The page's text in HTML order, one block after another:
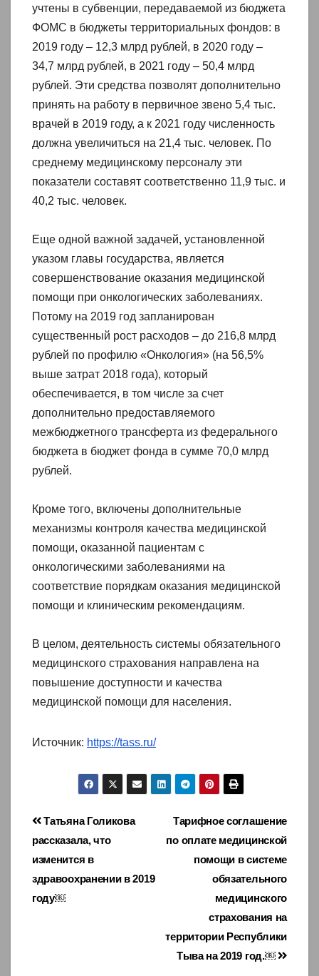
учтены в субвенции, передаваемой из бюджета
ФОМС в бюджеты территориальных фондов: в
2019 году – 12,3 млрд рублей, в 2020 году –
34,7 млрд рублей, в 2021 году – 50,4 млрд
рублей. Эти средства позволят дополнительно
принять на работу в первичное звено 5,4 тыс.
врачей в 2019 году, а к 2021 году численность
должна увеличиться на 21,4 тыс. человек. По
среднему медицинскому персоналу эти
показатели составят соответственно 11,9 тыс. и
40,2 тыс. человек.
Еще одной важной задачей, установленной
указом главы государства, является
совершенствование оказания медицинской
помощи при онкологических заболеваниях.
Потому на 2019 год запланирован
существенный рост расходов – до 216,8 млрд
рублей по профилю «Онкология» (на 56,5%
выше затрат 2018 года), который
обеспечивается, в том числе за счет
дополнительно предоставляемого
межбюджетного трансферта из федерального
бюджета в бюджет фонда в сумме 70,0 млрд
рублей.
Кроме того, включены дополнительные
механизмы контроля качества медицинской
помощи, оказанной пациентам с
онкологическими заболеваниями на
соответствие порядкам оказания медицинской
помощи и клиническим рекомендациям.
В целом, деятельность системы обязательного
медицинского страхования направлена на
повышение доступности и качества
медицинской помощи для населения.
Источник: https://tass.ru/
Навигация
по
записям
Тарифное соглашение
по оплате медицинской
помощи в системе
обязательного
медицинского
страхования на
территории Республики
Тыва на 2019 год.￼
Татьяна Голикова
рассказала, что
изменится в
здравоохранении в 2019
году￼